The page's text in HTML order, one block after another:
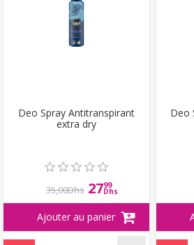
Deo Spray Antitranspirant
extra dry
35,00Dhs 2799
Dhs
Deo